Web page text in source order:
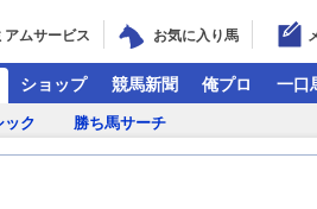
アムサービス お気に入り馬
ショップ 競馬新聞 俺プロ 一口
ック 勝ち馬サーチ